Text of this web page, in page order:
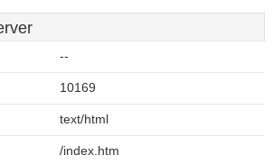
--
10169
text/html
/index.htm